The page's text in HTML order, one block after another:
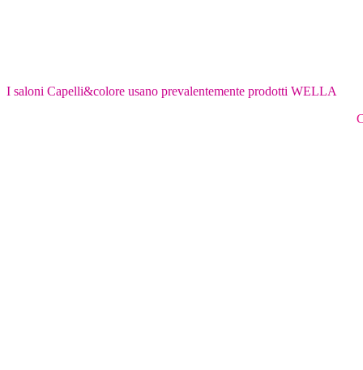
I saloni Capelli&colore usano prevalentemente prodotti WELLA